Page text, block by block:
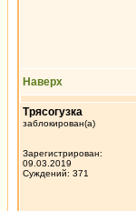
Наверх
Трясогузка
заблокирован(а)
Зарегистрирован:
09.03.2019
Суждений: 371